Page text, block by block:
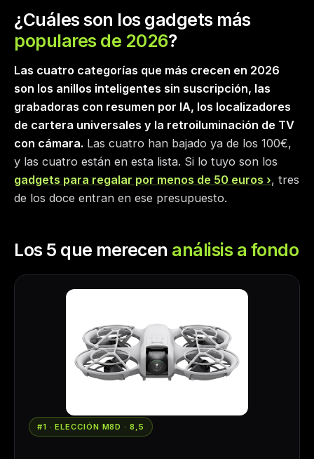
¿Cuáles son los gadgets más
populares de 2026?
Las cuatro categorías que más crecen en 2026
son los anillos inteligentes sin suscripción, las
grabadoras con resumen por IA, los localizadores
de cartera universales y la retroiluminación de TV
con cámara. Las cuatro han bajado ya de los 100€,
y las cuatro están en esta lista. Si lo tuyo son los
gadgets para regalar por menos de 50 euros
, tres
de los doce entran en ese presupuesto.
Los 5 que merecen análisis a fondo
#1 · ELECCIÓN M8D · 8,5